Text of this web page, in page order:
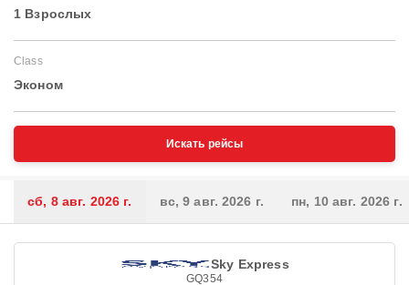
1 Взрослых
Class
Эконом
Искать рейсы
сб, 8 авг. 2026 г. вс, 9 авг. 2026 г. пн, 10 авг. 2026 г.
Sky Express
GQ354